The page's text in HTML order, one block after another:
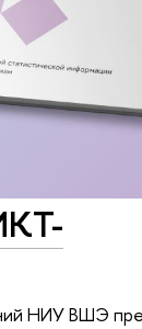
НИУ ВШЭ